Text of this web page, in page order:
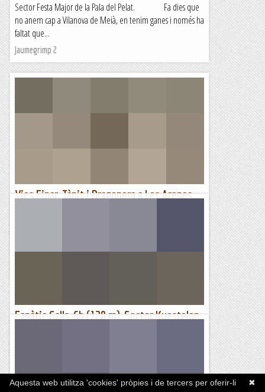
Sector Festa Major de la Pala del Pelat. Fa dies que
no anem cap a Vilanova de Meià, en tenim ganes i només ha
faltat que...
Jaumegrimp 2
Vies Einar, Tànit i Dragonera a Les Arenes,
calor apreta; la darrera via que hi ha, la de...
Fanàtic Galls, 6b (120 m), Sector Kuestelon,
emprat "fanàtic" enlloc d'"agonies" que és el que se...
Lo gall ✖
Aquesta web utilitza 'cookies' pròpies i de tercers per oferir-li